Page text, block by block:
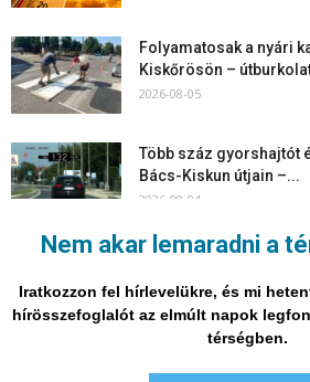
Nem akar lemaradni a
Iratkozzon fel hírlevelükre, és mi
hírösszefoglalót az elmúlt napok
térségben.
Folyamatosak a nyári
Kiskőrösön –
2026-08-05
Több száz gyorshajtót
Bács-Kiskun útjain –...
2026-08-04
Elektronikus
hónapos átállási
vállalkozásoknak